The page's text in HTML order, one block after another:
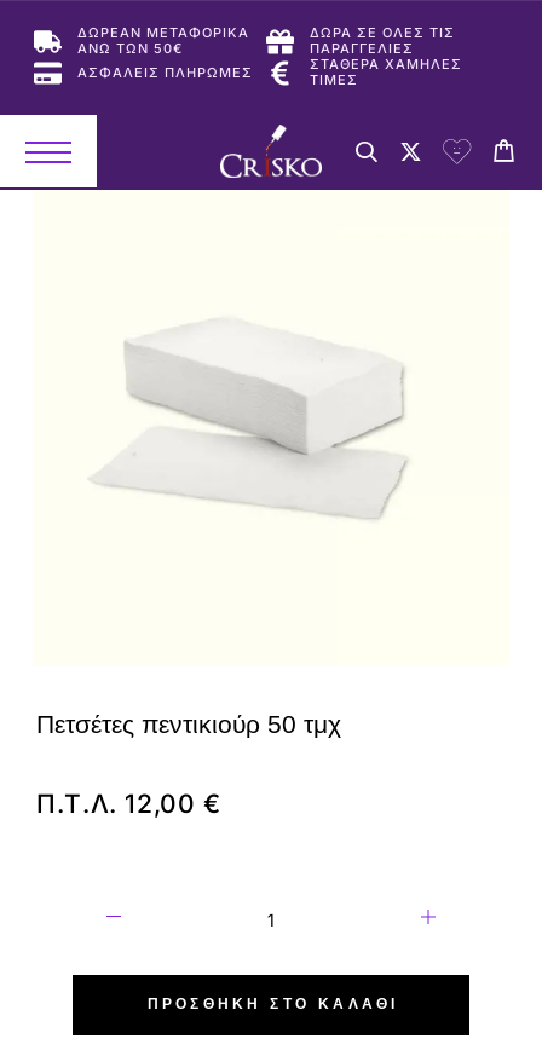
ΔΩΡΕΑΝ ΜΕΤΑΦΟΡΙΚΑ
ΑΝΩ ΤΩΝ 50€
ΔΩΡΑ ΣΕ ΟΛΕΣ ΤΙΣ
ΠΑΡΑΓΓΕΛΙΕΣ
ΑΣΦΑΛΕΙΣ ΠΛΗΡΩΜΕΣ
ΣΤΑΘΕΡΑ ΧΑΜΗΛΕΣ
ΤΙΜΕΣ
Πετσέτες πεντικιούρ 50 τμχ
Π.Τ.Λ. 12,00€
ΠΡΟΣΘΉΚΗ ΣΤΟ ΚΑΛΆΘΙ